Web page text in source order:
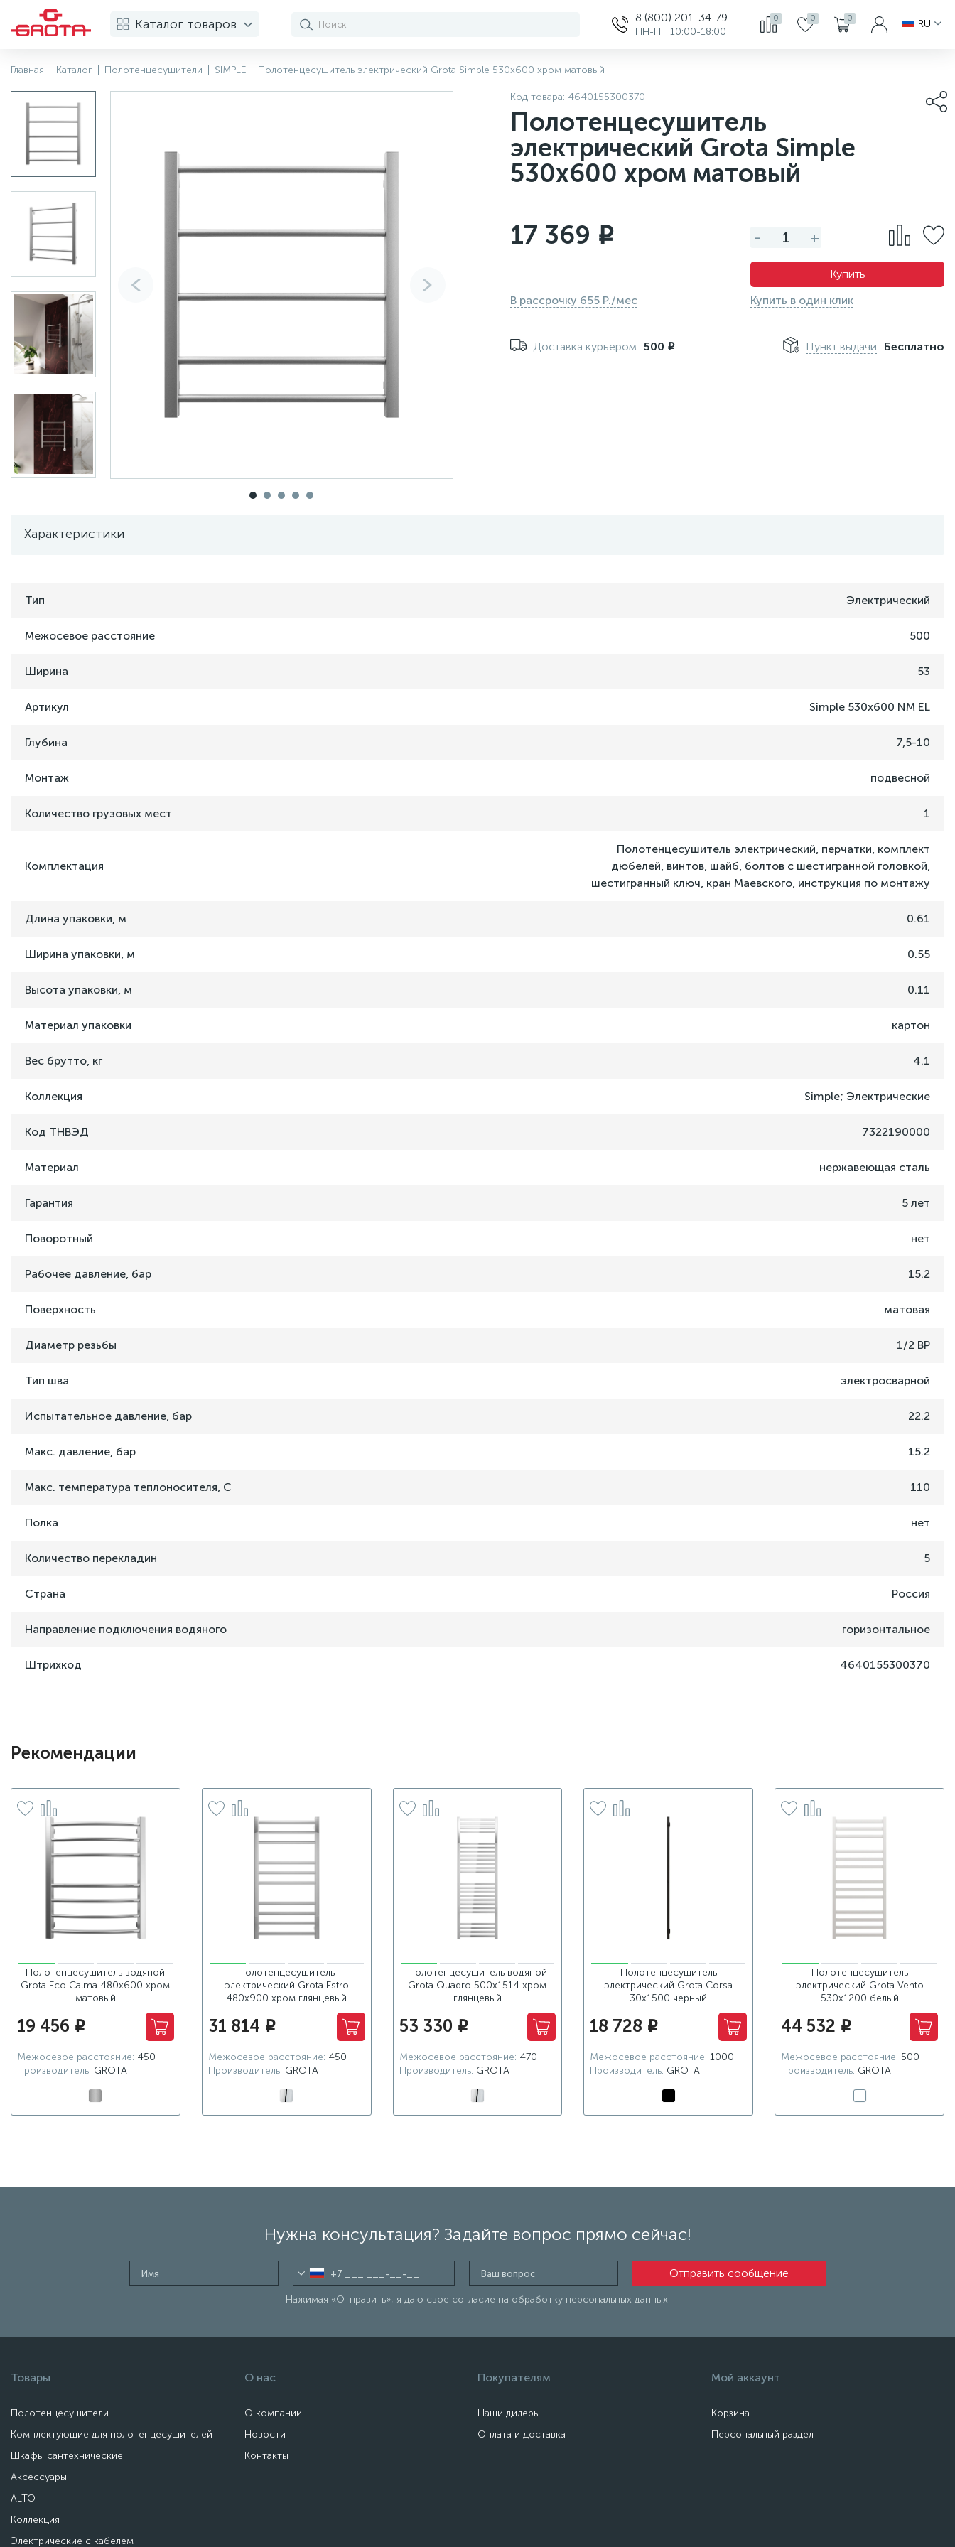
Каталог товаров 8 (800) 201-34-79
ПН-ПТ 10:00-18:00
0 0 0 RU
Главная Каталог Полотенцесушители SIMPLE Полотенцесушитель электрический Grota Simple 530x600 хром матовый
Код товара: 4640155300370
Полотенцесушитель
электрический Grota Simple
530x600 хром матовый
17 369 i
В рассрочку 655 Р./мес
- +
Купить
Купить в один клик
Доставка курьером 500 i Пункт выдачи Бесплатно
Характеристики
Тип Электрический
Межосевое расстояние 500
Ширина 53
Артикул Simple 530x600 NM EL
Глубина 7,5-10
Монтаж подвесной
Количество грузовых мест 1
Комплектация
Полотенцесушитель электрический, перчатки, комплект
дюбелей, винтов, шайб, болтов с шестигранной головкой,
шестигранный ключ, кран Маевского, инструкция по монтажу
Длина упаковки, м 0.61
Ширина упаковки, м 0.55
Высота упаковки, м 0.11
Материал упаковки картон
Вес брутто, кг 4.1
Коллекция Simple; Электрические
Код ТНВЭД 7322190000
Материал нержавеющая сталь
Гарантия 5 лет
Поворотный нет
Рабочее давление, бар 15.2
Поверхность матовая
Диаметр резьбы 1/2 ВР
Тип шва электросварной
Испытательное давление, бар 22.2
Макс. давление, бар 15.2
Макс. температура теплоносителя, C 110
Полка нет
Количество перекладин 5
Страна Россия
Направление подключения водяного горизонтальное
Штрихкод 4640155300370
Рекомендации
Полотенцесушитель водяной
Grota Eco Calma 480x600 хром
матовый
19 456 i
Межосевое расстояние: 450
Производитель: GROTA
Полотенцесушитель
электрический Grota Estro
480x900 хром глянцевый
31 814 i
Межосевое расстояние: 450
Производитель: GROTA
Полотенцесушитель водяной
Grota Quadro 500х1514 хром
глянцевый
53 330 i
Межосевое расстояние: 470
Производитель: GROTA
Полотенцесушитель
электрический Grota Corsa
30х1500 черный
18 728 i
Межосевое расстояние:1000
Производитель: GROTA
Полотенцесушитель
электрический Grota Vento
530x1200 белый
44 532 i
Межосевое расстояние: 500
Производитель: GROTA
Нужна консультация? Задайте вопрос прямо сейчас!
Нажимая «Отправить», я даю свое согласие на обработку персональных данных.
Товары
Полотенцесушители
Комплектующие для полотенцесушителей
Шкафы сантехнические
Аксессуары
ALTO
Коллекция
Электрические с кабелем
О нас
О компании
Новости
Контакты
Покупателям
Наши дилеры
Оплата и доставка
Мой аккаунт
Корзина
Персональный раздел